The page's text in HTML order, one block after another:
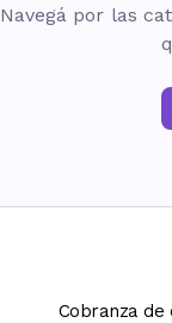
Navegá por las
Cobranza de